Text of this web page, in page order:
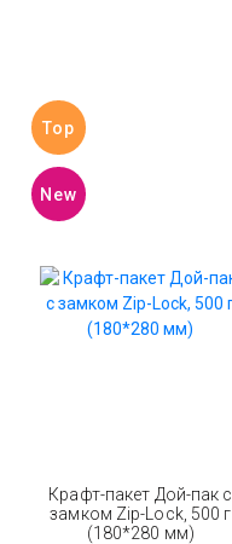
Top
New
Крафт-пакет Дой-пак с
замком Zip-Lock, 500 г
(180*280 мм)